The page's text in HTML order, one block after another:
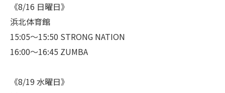
《8/16 日曜日》
浜北体育館
15:05〜15:50 STRONG NATION
16:00〜16:45 ZUMBA
《8/19 水曜日》